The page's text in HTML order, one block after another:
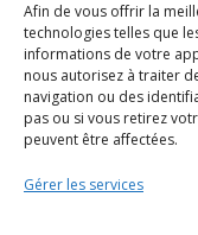
Afin de vous offrir la
technologies telles que
informations de votre
nous autorisez à traiter
navigation ou des
pas ou si vous retirez
peuvent être affectées.
Gérer les services